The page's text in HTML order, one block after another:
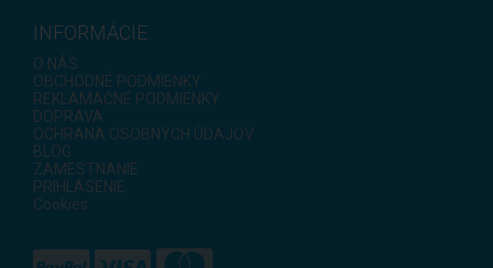
INFORMÁCIE
O NÁS
OBCHODNÉ PODMIENKY
REKLAMAČNÉ PODMIENKY
DOPRAVA
OCHRANA OSOBNÝCH ÚDAJOV
BLOG
ZAMESTNANIE
PRIHLÁSENIE
Cookies